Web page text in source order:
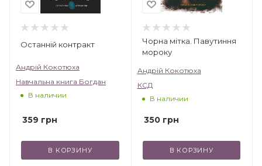
Останній контракт
Андрій Кокотюха
Навчальна книга Богдан
В наличии
359 грн
В КОРЗИНУ
Чорна мітка. Павутиння
мороку
Андрій Кокотюха
КСД
В наличии
350грн
В КОРЗИНУ